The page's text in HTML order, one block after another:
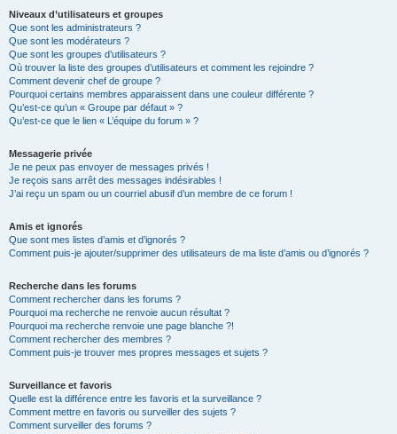
Niveaux d’utilisateurs et groupes
Que sont les administrateurs ?
Que sont les modérateurs ?
Que sont les groupes d’utilisateurs ?
Où trouver la liste des groupes d’utilisateurs et comment les rejoindre ?
Comment devenir chef de groupe ?
Pourquoi certains membres apparaissent dans une couleur différente ?
Qu’est-ce qu’un « Groupe par défaut » ?
Qu’est-ce que le lien « L’équipe du forum » ?
Messagerie privée
Je ne peux pas envoyer de messages privés !
Je reçois sans arrêt des messages indésirables !
J’ai reçu un spam ou un courriel abusif d’un membre de ce forum !
Amis et ignorés
Que sont mes listes d’amis et d’ignorés ?
Comment puis-je ajouter/supprimer des utilisateurs de ma liste d’amis ou d’ignorés ?
Recherche dans les forums
Comment rechercher dans les forums ?
Pourquoi ma recherche ne renvoie aucun résultat ?
Pourquoi ma recherche renvoie une page blanche ?!
Comment rechercher des membres ?
Comment puis-je trouver mes propres messages et sujets ?
Surveillance et favoris
Quelle est la différence entre les favoris et la surveillance ?
Comment mettre en favoris ou surveiller des sujets ?
Comment surveiller des forums ?